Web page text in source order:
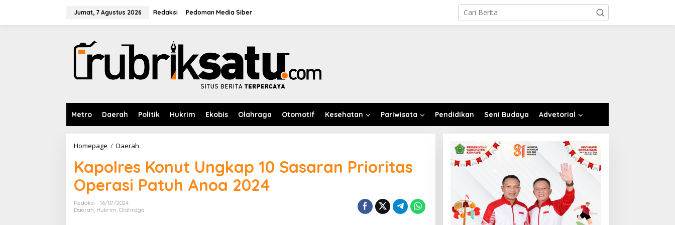
Jumat, 7 Agustus 2026 Redaksi Pedoman Media Siber
Metro Daerah Politik Hukrim Ekobis Olahraga Otomotif Kesehatan Pariwisata Pendidikan Seni Budaya Advetorial
Homepage / Daerah
p
o
l
r
s
Kapolres Konut Ungkap 10 Sasaran Prioritas
Operasi Patuh Anoa 2024
Redaksi
16/07/2024
Daerah Hukrim Olahraga